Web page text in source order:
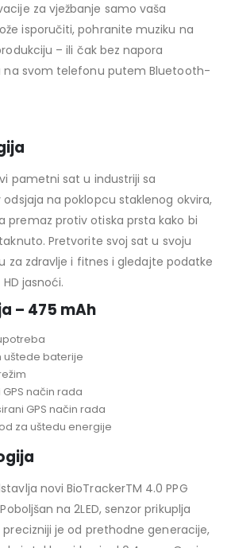
za vježbanje samo vaša
isporučiti, pohranite muziku na
– ili čak bez napora
na svom telefonu putem Bluetooth-
pametni sat u industriji sa
na poklopcu staklenog okvira,
premaz protiv otiska prsta kako bi
Pretvorite svoj sat u svoju
za zdravlje i fitnes i gledajte podatke
jasnoći.
– 475 mAh
uštede baterije
način rada
GPS način rada
za uštedu energije
novi BioTrackerTM 4.0 PPG
na 2LED, senzor prikuplja
precizniji je od prethodne generacije,